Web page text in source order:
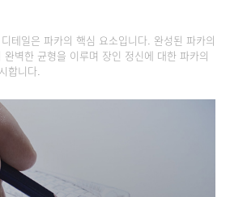
테일은 파카의 핵심 요소입니다. 완성된 파카의
벽한 균형을 이루며 장인 정신에 대한 파카의
합니다.